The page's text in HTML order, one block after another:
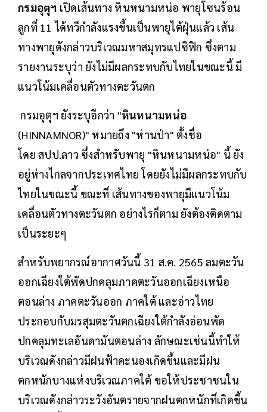
กรมอุตุฯ เปิดเส้นทาง หินหนามหน่อ พายุโซนร้อน
ลูกที่ 11 ได้ทวีกำลังแรงขึ้นเป็นพายุไต้ฝุ่นแล้ว เส้น
ทางพายุดังกล่าวบริเวณมหาสมุทรแปซิฟิก ซึ่งตาม
รายงานระบุว่า ยังไม่มีผลกระทบกับไทยในขณะนี้ มี
แนวโน้มเคลื่อนตัวทางตะวันตก
กรมอุตุฯ ยังระบุอีกว่า "หินหนามหน่อ
(HINNAMNOR)" หมายถึง "ห่านป่า" ตั้งชื่อ
โดย สปป.ลาว ซึ่งสำหรับพายุ "หินหนามหน่อ" นี้ ยัง
อยู่ห่างไกลจากประเทศไทย โดยยังไม่มีผลกระทบกับ
ไทยในขณะนี้ ขณะที่ เส้นทางของพายุมีแนวโน้ม
เคลื่อนตัวทางตะวันตก อย่างไรก็ตาม ยังต้องติดตาม
เป็นระยะๆ
สำหรับพยากรณ์อากาศวันนี้ 31 ส.ค. 2565 ลมตะวัน
ออกเฉียงใต้พัดปกคลุมภาคตะวันออกเฉียงเหนือ
ตอนล่าง ภาคตะวันออก ภาคใต้ และอ่าวไทย
ประกอบกับมรสุมตะวันตกเฉียงใต้กำลังอ่อนพัด
ปกคลุมทะเลอันดามันตอนล่าง ลักษณะเช่นนี้ทำให้
บริเวณดังกล่าวมีฝนฟ้าคะนองเกิดขึ้นและมีฝน
ตกหนักบางแห่งบริเวณภาคใต้ ขอให้ประชาชนใน
บริเวณดังกล่าวระวังอันตรายจากฝนตกหนักที่เกิดขึ้น